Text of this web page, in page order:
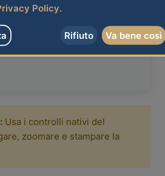
Usa i controlli nativi del
zoomare e stampare la
Policy.
Rifiuto Va bene così